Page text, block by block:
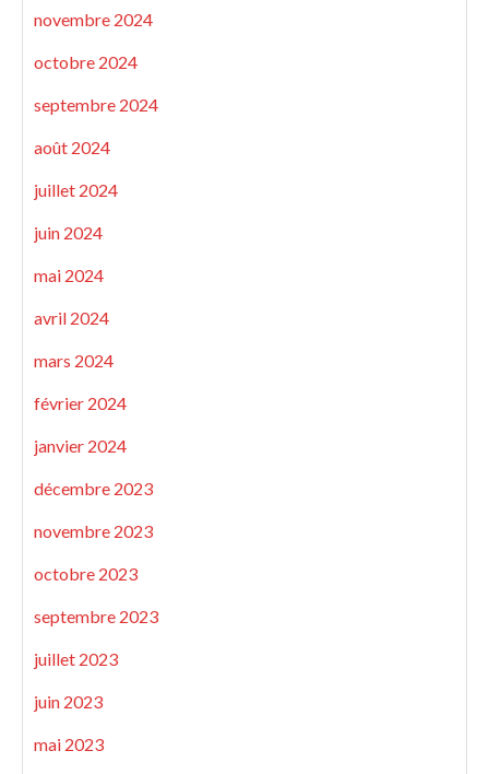
novembre 2024
octobre 2024
septembre 2024
août 2024
juillet 2024
juin 2024
mai 2024
avril 2024
mars 2024
février 2024
janvier 2024
décembre 2023
novembre 2023
octobre 2023
septembre 2023
juillet 2023
juin 2023
mai 2023